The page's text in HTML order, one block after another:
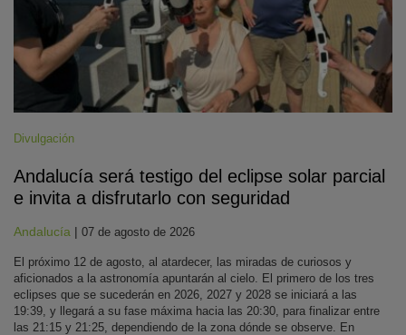
Divulgación
Andalucía será testigo del eclipse solar parcial
e invita a disfrutarlo con seguridad
Andalucía | 07 de agosto de 2026
El próximo 12 de agosto, al atardecer, las miradas de curiosos y
aficionados a la astronomía apuntarán al cielo. El primero de los tres
eclipses que se sucederán en 2026, 2027 y 2028 se iniciará a las
19:39, y llegará a su fase máxima hacia las 20:30, para finalizar entre
las 21:15 y 21:25, dependiendo de la zona dónde se observe. En